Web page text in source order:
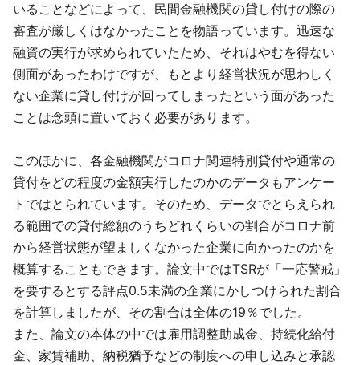
いることなどによって、民間金融機関の貸し付けの際の
審査が厳しくはなかったことを物語っています。迅速な
融資の実行が求められていたため、それはやむを得ない
側面があったわけですが、もとより経営状況が思わしく
ない企業に貸し付けが回ってしまったという面があった
ことは念頭に置いておく必要があります。
このほかに、各金融機関がコロナ関連特別貸付や通常の
貸付をどの程度の金額実行したのかのデータもアンケー
トではとられています。そのため、データでとらえられ
る範囲での貸付総額のうちどれくらいの割合がコロナ前
から経営状態が望ましくなかった企業に向かったのかを
概算することもできます。論文中ではTSRが「一応警戒」
を要するとする評点0.5未満の企業にかしつけられた割合
を計算しましたが、その割合は全体の19％でした。
また、論文の本体の中では雇用調整助成金、持続化給付
金、家賃補助、納税猶予などの制度への申し込みと承認